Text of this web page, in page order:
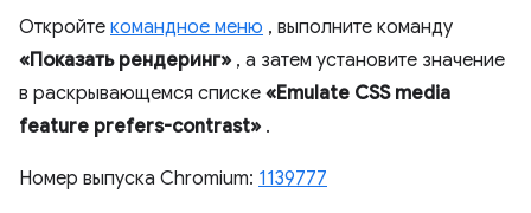
Откройте командное меню , выполните команду
«Показать рендеринг» , а затем установите значение
в раскрывающемся списке «Emulate CSS media
feature prefers-contrast» .
Номер выпуска Chromium: 1139777